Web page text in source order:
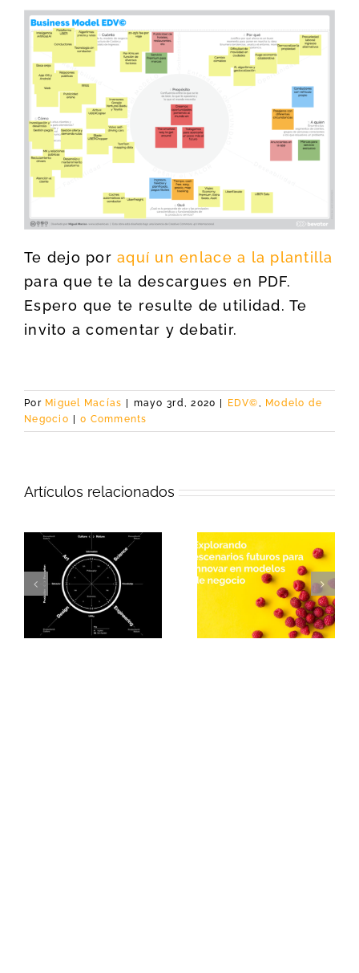
Te dejo poraquí un enlace a la plantilla
para que te la descargues en PDF.
Espero que te resulte de utilidad. Te
invito a comentar y debatir.
Por Miguel Macías mayo 3rd, 2020 EDV©, Modelo de
Negocio
0 Comments
Artículos relacionados
De la oportunidad
a la exploración de
escenarios futuros
para innovar
Empieza tu
modelo de
negocio por el para
qué, el propósito